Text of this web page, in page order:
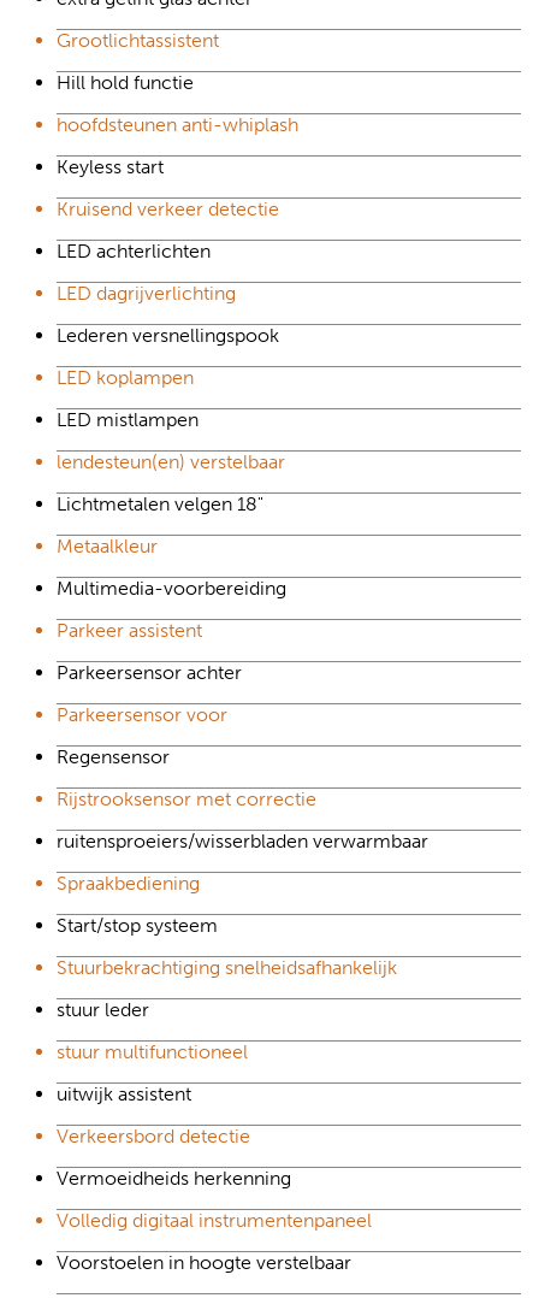
Grootlichtassistent
Hill hold functie
hoofdsteunen anti-whiplash
Keyless start
Kruisend verkeer detectie
LED achterlichten
LED dagrijverlichting
Lederen versnellingspook
LED koplampen
LED mistlampen
lendesteun(en) verstelbaar
Lichtmetalen velgen 18"
Metaalkleur
Multimedia-voorbereiding
Parkeer assistent
Parkeersensor achter
Parkeersensor voor
Regensensor
Rijstrooksensor met correctie
ruitensproeiers/wisserbladen verwarmbaar
Spraakbediening
Start/stop systeem
Stuurbekrachtiging snelheidsafhankelijk
stuur leder
stuur multifunctioneel
uitwijk assistent
Verkeersbord detectie
Vermoeidheids herkenning
Volledig digitaal instrumentenpaneel
Voorstoelen in hoogte verstelbaar